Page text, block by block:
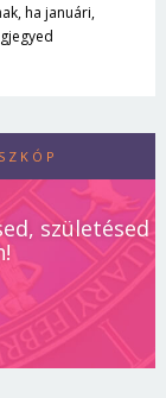
ha januári,
születésed